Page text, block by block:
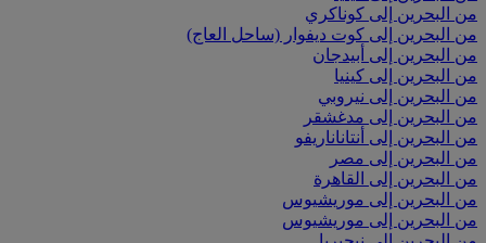
من البحرين إلى كوناكري
من البحرين إلى كوت ديفوار (ساحل العاج)
من البحرين إلى أبيدجان
من البحرين إلى كينيا
من البحرين إلى نيروبي
من البحرين إلى مدغشقر
من البحرين إلى أنتاناناريفو
من البحرين إلى مصر
من البحرين إلى القاهرة
من البحرين إلى موريشيوس
من البحرين إلى موريشيوس